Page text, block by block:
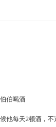
伯喝酒
他每天2顿酒，